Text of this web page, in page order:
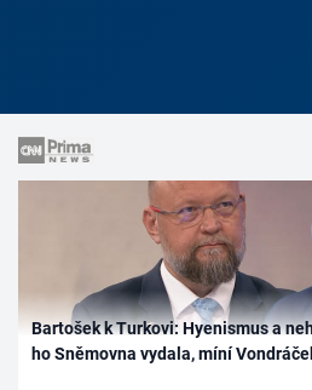
Bartošek k Turkovi: Hyenismus a
ho Sněmovna vydala, míní